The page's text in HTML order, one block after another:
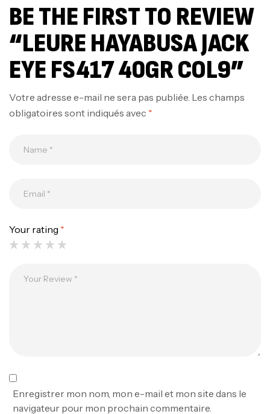
BE THE FIRST TO REVIEW
“LEURE HAYABUSA JACK
EYE FS417 40GR COL9”
Votre adresse e-mail ne sera pas publiée. Les champs
obligatoires sont indiqués avec *
Your rating *
Enregistrer mon nom, mon e-mail et mon site dans le
navigateur pour mon prochain commentaire.
1.83m 120/250gr 30kg
Bagagerie
د.ت
د.ت378,000